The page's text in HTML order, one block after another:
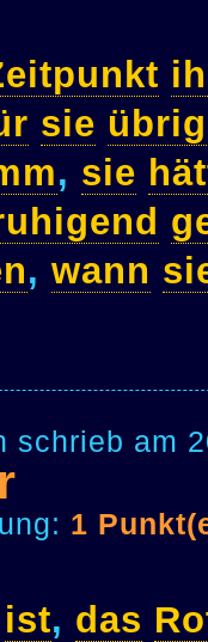
sie
, sie
, wann
schrieb am
1
ist, das